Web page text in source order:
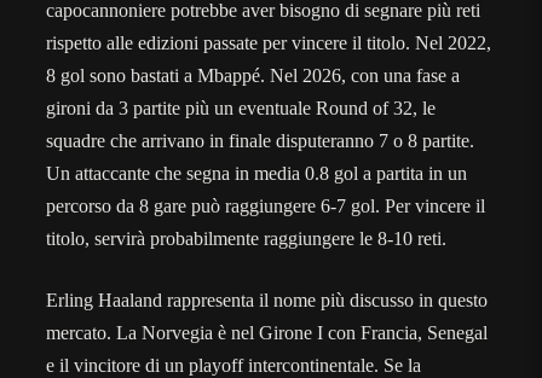
capocannoniere potrebbe aver bisogno di segnare più reti
rispetto alle edizioni passate per vincere il titolo. Nel 2022,
8 gol sono bastati a Mbappé. Nel 2026, con una fase a
gironi da 3 partite più un eventuale Round of 32, le
squadre che arrivano in finale disputeranno 7 o 8 partite.
Un attaccante che segna in media 0.8 gol a partita in un
percorso da 8 gare può raggiungere 6-7 gol. Per vincere il
titolo, servirà probabilmente raggiungere le 8-10 reti.
Erling Haaland rappresenta il nome più discusso in questo
mercato. La Norvegia è nel Girone I con Francia, Senegal
e il vincitore di un playoff intercontinentale. Se la